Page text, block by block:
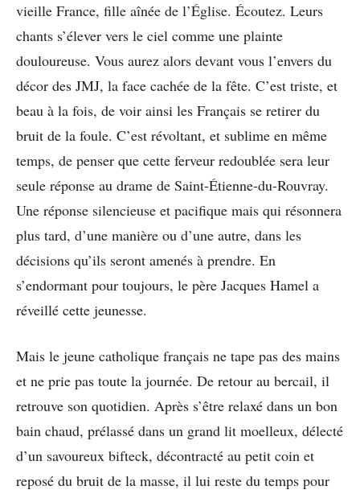
vieille France, fille aînée de l’Église. Écoutez. Leurs
chants s’élever vers le ciel comme une plainte
douloureuse. Vous aurez alors devant vous l’envers du
décor des JMJ, la face cachée de la fête. C’est triste, et
beau à la fois, de voir ainsi les Français se retirer du
bruit de la foule. C’est révoltant, et sublime en même
temps, de penser que cette ferveur redoublée sera leur
seule réponse au drame de Saint-Étienne-du-Rouvray.
Une réponse silencieuse et pacifique mais qui résonnera
plus tard, d’une manière ou d’une autre, dans les
décisions qu’ils seront amenés à prendre. En
s’endormant pour toujours, le père Jacques Hamel a
réveillé cette jeunesse.
Mais le jeune catholique français ne tape pas des mains
et ne prie pas toute la journée. De retour au bercail, il
retrouve son quotidien. Après s’être relaxé dans un bon
bain chaud, prélassé dans un grand lit moelleux, délecté
d’un savoureux bifteck, décontracté au petit coin et
reposé du bruit de la masse, il lui reste du temps pour